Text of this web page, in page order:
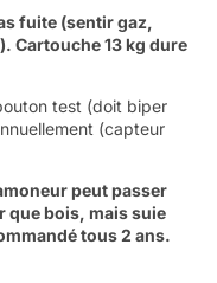
fuite (sentir gaz,
Cartouche 13 kg dure
test (doit biper
(capteur
peut passer
que bois, mais suie
tous 2 ans.